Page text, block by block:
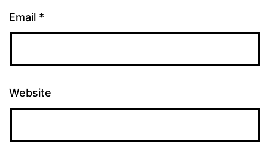
Email *
Website